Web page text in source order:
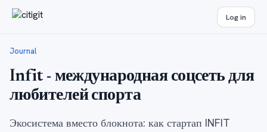
Log in
Journal
Infit - международная соцсеть для
любителей спорта
Экосистема вместо блокнота: как стартап INFIT